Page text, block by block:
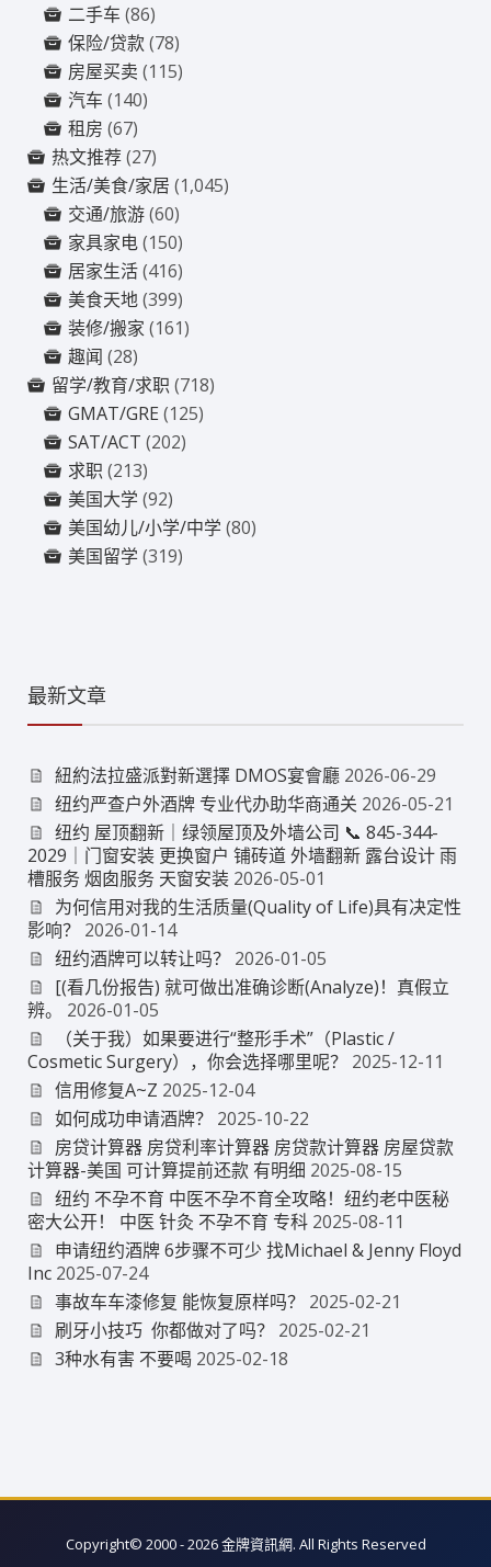
二手车 (86)
保险/贷款(78)
房屋买卖 (115)
汽车 (140)
租房 (67)
热文推荐(27)
生活/美食/家居 (1,045)
交通/旅游(60)
家具家电(150)
居家生活(416)
美食天地(399)
装修/搬家 (161)
趣闻 (28)
留学/教育/求职 (718)
GMAT/GRE (125)
SAT/ACT (202)
求职 (213)
美国大学(92)
美国幼儿/小学/中学(80)
美国留学(319)
最新文章
紐約法拉盛派對新選擇 DMOS宴會廳 2026-06-29
纽约严查户外酒牌 专业代办助华商通关 2026-05-21
纽约 屋顶翻新｜绿领屋顶及外墙公司 📞 845-344-
2029｜门窗安装 更换窗户 铺砖道 外墙翻新 露台设计 雨
槽服务 烟囱服务 天窗安装 2026-05-01
为何信用对我的生活质量(Quality of Life)具有决定性
影响？ 2026-01-14
纽约酒牌可以转让吗？ 2026-01-05
[(看几份报告) 就可做出准确诊断(Analyze)！真假立
辨。
2026-01-05
（关于我）如果要进行“整形手术”（Plastic /
Cosmetic Surgery），你会选择哪里呢？ 2025-12-11
信用修复A~Z 2025-12-04
如何成功申请酒牌？ 2025-10-22
房贷计算器 房贷利率计算器 房贷款计算器 房屋贷款
计算器-美国 可计算提前还款 有明细 2025-08-15
纽约 不孕不育 中医不孕不育全攻略！纽约老中医秘
密大公开！ 中医 针灸 不孕不育 专科 2025-08-11
申请纽约酒牌 6步骤不可少 找Michael & Jenny Floyd
Inc 2025-07-24
事故车车漆修复 能恢复原样吗？ 2025-02-21
刷牙小技巧 你都做对了吗？ 2025-02-21
3种水有害 不要喝 2025-02-18
Copyright© 2000 - 2026 金牌資訊網. All Rights Reserved